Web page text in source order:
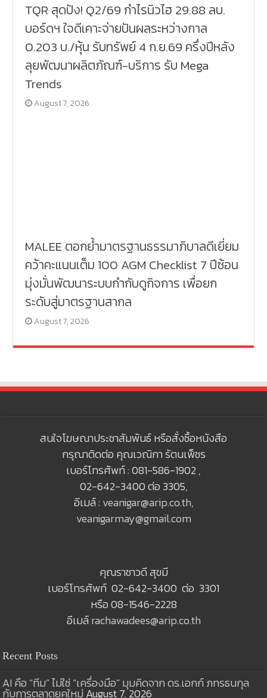
TQR สุดปัง! Q2/69 กำไรนิวไฮ 29.88 ลบ.
บอร์ดฯ ใจดีเคาะจ่ายปันผลระหว่างกาล
0.203 บ./หุ้น รับทรัพย์ 4 ก.ย.69 ครึ่งปีหลัง
ลุยพัฒนาผลิตภัณฑ์-บริการ รับ Mega
Trends
August 7, 2026
MALEE ตอกย้ำมาตรฐานธรรมาภิบาลดีเยี่ยม
คว้าคะแนนเต็ม 100 AGM Checklist 7 ปีซ้อน
มุ่งมั่นพัฒนาระบบกำกับดูกิจการ เพื่อยก
ระดับสู่มาตรฐานสากล
August 7, 2026
สนใจโฆษณาประชาสัมพันธ์ หรือสั่งซื้อหนังสือ
กรุณาติดต่อ คุณเวณิกา รัตนเพ็ชร
เบอร์โทรศัพท์ : 081-586-1902 ,
02-642-3400 ต่อ 3305,
อีเมล์ : veanigar@arip.co.th,
veanigarmay@gmail.com
คุณราชาวดี สุขมี
เบอร์โทรศัพท์ 02-642-3400 ต่อ 3301
หรือ 08-1546-2228
อีเมล์rachawadees@arip.co.th
Recent Posts
AI คือ “ทีม” ไม่ใช่ “เครื่องมือ” มุมคิดจาก ดร.เอกก์ ภทรธนกุล
กับการตลาดยุคใหม่ August 7, 2026